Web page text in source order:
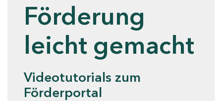
Förderung
leicht gemacht
Videotutorials zum
Förderportal